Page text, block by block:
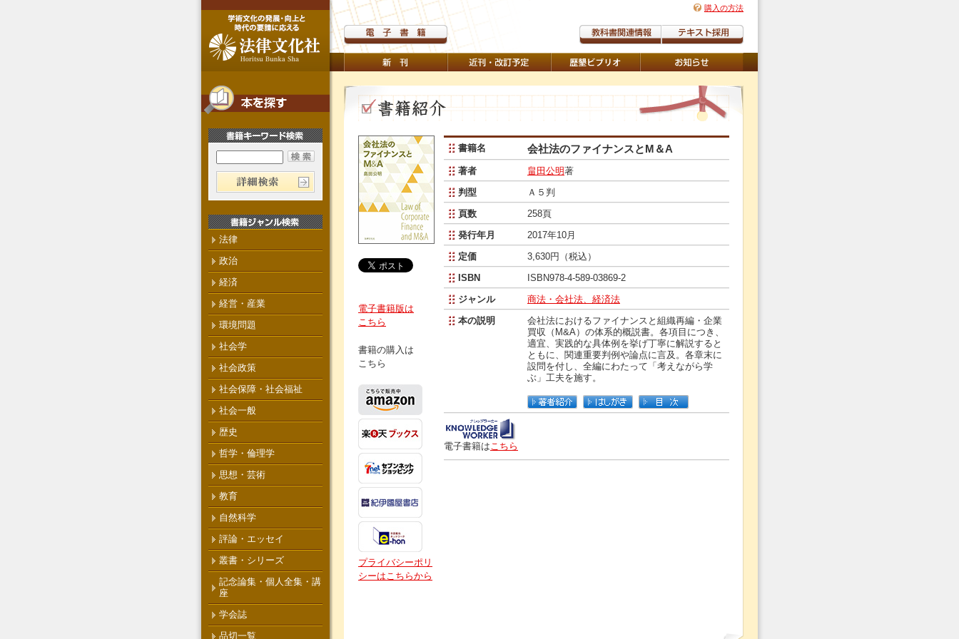
購入の方法
電子書籍版は
こちら
書籍の購入は
こちら
プライバシーポリ
シーはこちらから
書籍名 会社法のファイナンスとM＆A
著者 畠田公明著
判型
Ａ５判
頁数
258頁
発行年月
2017年10月
定価
3,630円（税込）
ISBN
ISBN978-4-589-03869-2
ジャンル
商法・会社法、経済法
本の説明
会社法におけるファイナンスと組織再編・企業
買収（M&A）の体系的概説書。各項目につき、
適宜、実践的な具体例を挙げ丁寧に解説すると
ともに、関連重要判例や論点に言及。各章末に
設問を付し、全編にわたって「考えながら学
ぶ」工夫を施す。
電子書籍はこちら
法律
政治
経済
経営・産業
環境問題
社会学
社会政策
社会保障・社会福祉
社会一般
歴史
哲学・倫理学
思想・芸術
教育
自然科学
評論・エッセイ
叢書・シリーズ
記念論集・個人全集・講
座
学会誌
品切一覧